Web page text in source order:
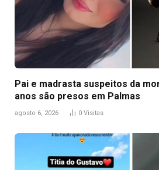
Pai e madrasta suspeitos da
anos são presos em Palmas
agosto 6, 2026 0 Visitas